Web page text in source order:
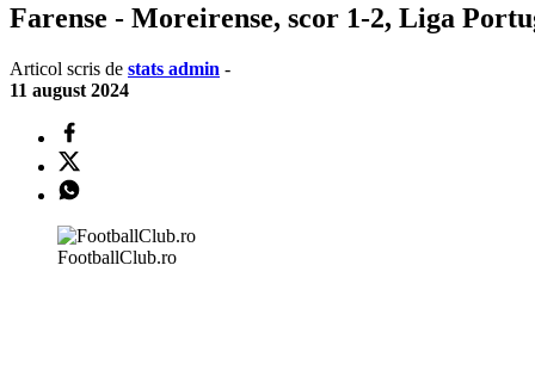
Farense - Moreirense, scor 1-2, Liga
Articol scris de stats admin -
11 august 2024
FootballClub.ro